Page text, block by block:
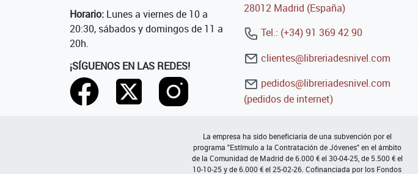
Horario: Lunes a viernes de 10 a
20:30, sábados y domingos de 11 a
20h.
¡SÍGUENOS EN LAS REDES!
28012 Madrid (España)
Tel.: (+34) 91 369 42 90
clientes@libreriadesnivel.com
pedidos@libreriadesnivel.com
(pedidos de internet)
La empresa ha sido beneficiaria de una subvención por el
programa "Estímulo a la Contratación de Jóvenes" en el ámbito
de la Comunidad de Madrid de 6.000 € el 30-04-25, de 5.500 € el
10-10-25 y de 6.000 € el 25-02-26. Cofinanciada por los Fondos